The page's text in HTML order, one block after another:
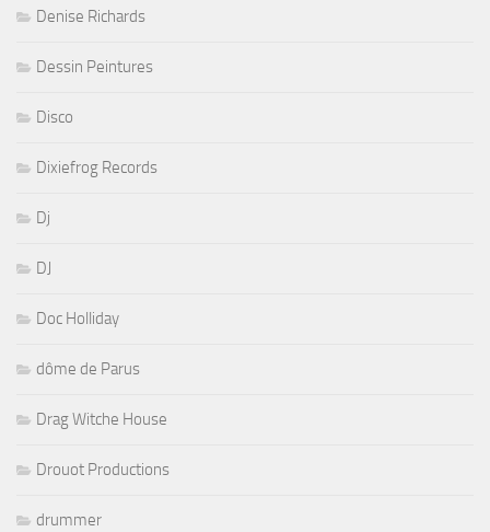
Denise Richards
Dessin Peintures
Disco
Dixiefrog Records
Dj
DJ
Doc Holliday
dôme de Parus
Drag Witche House
Drouot Productions
drummer